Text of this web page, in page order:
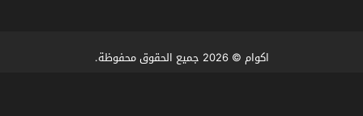
اكوام © 2026 جميع الحقوق محفوظة.